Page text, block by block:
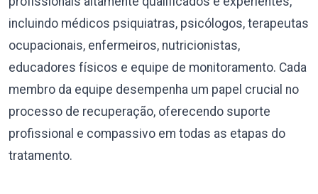
incluindo médicos psiquiatras, psicólogos, terapeutas
ocupacionais, enfermeiros, nutricionistas,
educadores físicos e equipe de monitoramento. Cada
membro da equipe desempenha um papel crucial no
processo de recuperação, oferecendo suporte
profissional e compassivo em todas as etapas do
tratamento.